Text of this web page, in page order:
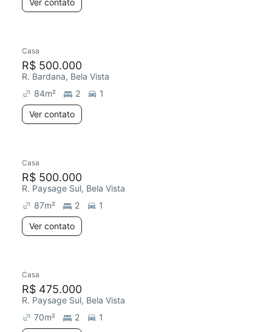
Ver contato
Casa
R$ 500.000
R. Bardana, Bela Vista
84m² 2
1
Ver contato
Casa
R$ 500.000
R. Paysage Sul, Bela Vista
87m² 2
1
Ver contato
Casa
R$ 475.000
R. Paysage Sul, Bela Vista
70m² 2
1